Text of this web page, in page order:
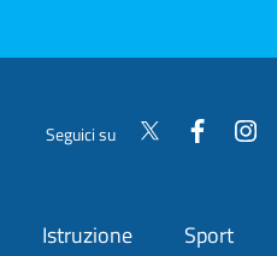
Seguici su
Istruzione Sport